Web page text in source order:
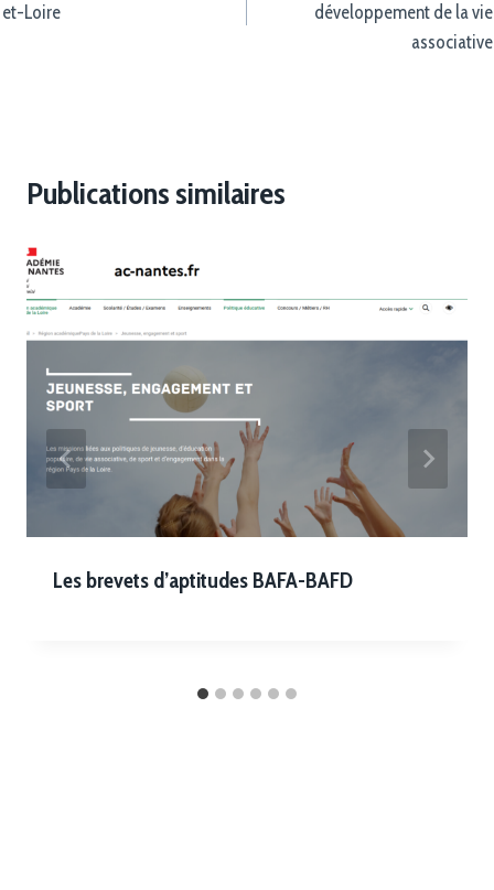
et-Loire
développement de la vie
associative
Publications similaires
Les brevets d’aptitudes BAFA-BAFD